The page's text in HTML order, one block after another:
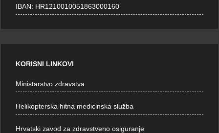
IBAN: HR1210010051863000160
KORISNI LINKOVI
Ministarstvo zdravstva
Helikopterska hitna medicinska služba
Hrvatski zavod za zdravstveno osiguranje